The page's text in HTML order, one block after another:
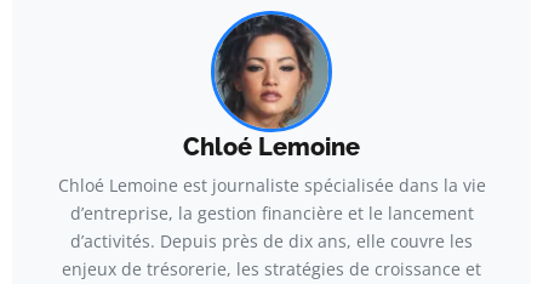
Chloé Lemoine
Chloé Lemoine est journaliste spécialisée dans la vie
d’entreprise, la gestion financière et le lancement
d’activités. Depuis près de dix ans, elle couvre les
enjeux de trésorerie, les stratégies de croissance et